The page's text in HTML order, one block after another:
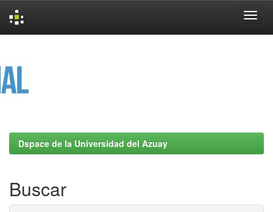
Dspace de la Universidad del Azuay
Buscar